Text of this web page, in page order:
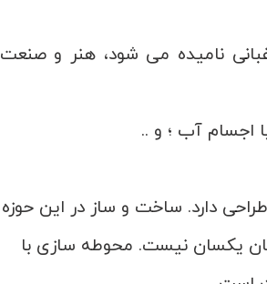
نامیده می شود، هنر و صنعت
اجسام آب ؛ و ..
دارد. ساخت و ساز در این حوزه
یکسان نیست. محوطه سازی با